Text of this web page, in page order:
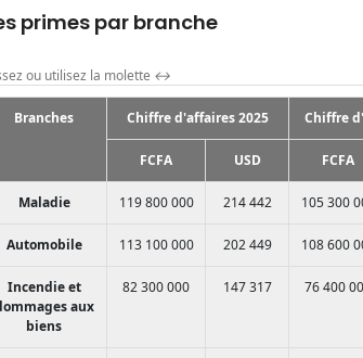
primes par branche
ou utilisez la molette ↔
Branches Chiffre d'affaires 2025 Chiffre
FCFA
USD FCFA
Maladie 119 800 000 214 442 105 300
Automobile 113 100 000 202 449 108 600
Incendie et
aux
biens
82 300 000 147 317 76 400